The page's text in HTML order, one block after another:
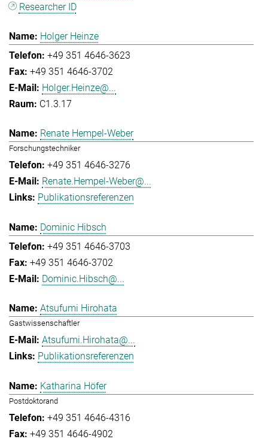
Researcher ID
Holger Heinze
+49 351 4646-3623
+49 351 4646-3702
Holger.Heinze@...
C1.3.17
Renate Hempel-Weber
Forschungstechniker
+49 351 4646-3276
Renate.Hempel-Weber@...
Publikationsreferenzen
Dominic Hibsch
+49 351 4646-3703
+49 351 4646-3702
Dominic.Hibsch@...
Atsufumi Hirohata
Gastwissenschaftler
Atsufumi.Hirohata@...
Publikationsreferenzen
Katharina Höfer
Postdoktorand
+49 351 4646-4316
+49 351 4646-4902